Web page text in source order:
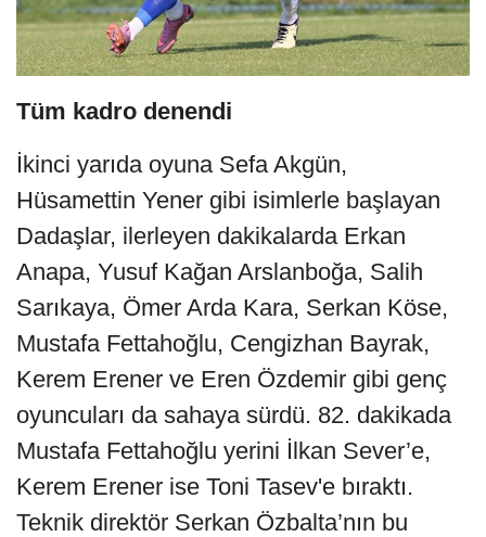
Tüm kadro denendi
İkinci yarıda oyuna Sefa Akgün,
Hüsamettin Yener gibi isimlerle başlayan
Dadaşlar, ilerleyen dakikalarda Erkan
Anapa, Yusuf Kağan Arslanboğa, Salih
Sarıkaya, Ömer Arda Kara, Serkan Köse,
Mustafa Fettahoğlu, Cengizhan Bayrak,
Kerem Erener ve Eren Özdemir gibi genç
oyuncuları da sahaya sürdü. 82. dakikada
Mustafa Fettahoğlu yerini İlkan Sever’e,
Kerem Erener ise Toni Tasev'e bıraktı.
Teknik direktör Serkan Özbalta’nın bu